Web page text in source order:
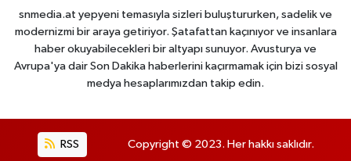
snmedia.at yepyeni temasıyla sizleri buluştururken, sadelik ve
modernizmi bir araya getiriyor. Şatafattan kaçınıyor ve insanlara
haber okuyabilecekleri bir altyapı sunuyor. Avusturya ve
Avrupa'ya dair Son Dakika haberlerini kaçırmamak için bizi sosyal
medya hesaplarımızdan takip edin.
RSS Copyright © 2023. Her hakkı saklıdır.